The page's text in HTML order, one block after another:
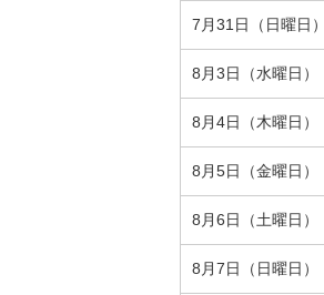
7月31日（日曜日）
8月3日（水曜日）
8月4日（木曜日）
8月5日（金曜日）
8月6日（土曜日）
8月7日（日曜日）